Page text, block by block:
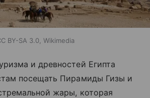
BY-SA 3.0, Wikimedia
и древностей Египта
посещать Пирамиды Гизы и
жары, которая